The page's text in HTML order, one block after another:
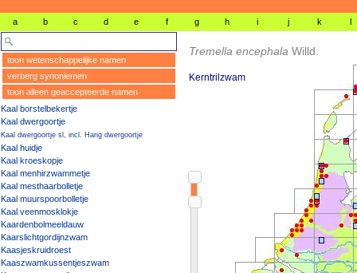
a b c d e f g h i j k l
toon wetenschappelijke namen
verberg synoniemen
toon alleen geaccepteerde namen
Kaal borstelbekertje
Kaal dwergoortje
Kaal dwergoortje sl, incl. Harig dwergoortje
Kaal huidje
Kaal kroeskopje
Kaal menhirzwammetje
Kaal mesthaarbolletje
Kaal muurspoorbolletje
Kaal veenmosklokje
Kaardenbolmeeldauw
Kaarslichtgordijnzwam
Kaasjeskruidroest
Kaaszwamkussentjeszwam
Tremella encephala Willd.
Kerntrilzwam